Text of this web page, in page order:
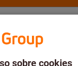
y asesoría